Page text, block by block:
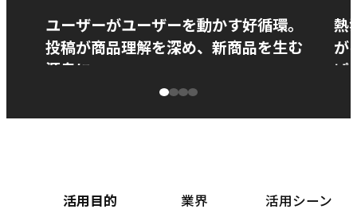
ユーザーがユーザーを動かす好循環。
投稿が商品理解を深め、新商品を生む
源泉に
熱
が
ぱ
活用目的 業界 活用シーン